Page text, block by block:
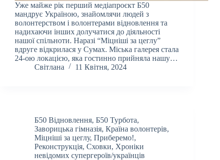
Уже майже рік перший медіапроєкт Б50
мандрує Україною, знайомлячи людей з
волонтерством і волонтерами відновлення та
надихаючи інших долучатися до діяльності
нашої спільноти. Наразі “Міцніші за цеглу”
вдруге відкрилася у Сумах. Міська галерея стала
24-ою локацією, яка гостинно прийняла нашу…
Світлана
11 Квітня, 2024
Б50 Відновлення, Б50 Турбота,
Заворицька гімназія, Країна волонтерів,
Міцніші за цеглу, Приберемо!,
Реконструкція, Сховки, Хроніки
невідомих супергероїв/українців